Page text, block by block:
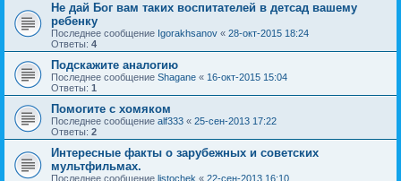
Не дай Бог вам таких воспитателей в детсад вашему
ребенку
Последнее сообщение Igorakhsanov « 28-окт-2015 18:24
Ответы: 4
Подскажите аналогию
Последнее сообщение Shagane « 16-окт-2015 15:04
Ответы: 1
Помогите с хомяком
Последнее сообщение alf333 « 25-сен-2013 17:22
Ответы: 2
Интересные факты о зарубежных и советских
мультфильмах.
Последнее сообщение listochek « 22-сен-2013 16:10